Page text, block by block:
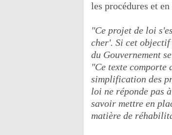
les procédures et
"Ce projet de loi
cher'. Si cet
du Gouvernement
"Ce texte comporte
simplification des
loi ne réponde pas
savoir mettre en
matière de